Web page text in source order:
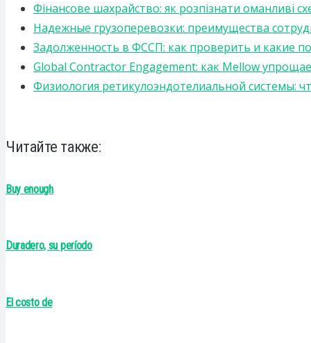
Фінансове шахрайство: як розпізнати оманливі
Надежные грузоперевозки: преимущества
Задолженность в ФССП: как проверить и какие
Global Contractor Engagement: как Mellow
Физиология ретикулоэндотелиальной системы:
Читайте также:
Buy enough
Duradero, su período
El costo de